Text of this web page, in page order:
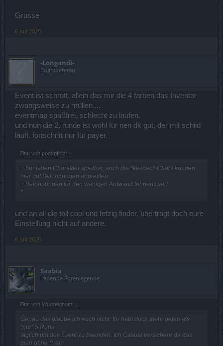
Grüsse
6 Juli 2020
-Longandi-
Boardveteran
Event ist schrott. allein das mir die 4 farben das Inventar
zwangsweise zu müllen....
eventmap spaßfrei, schlecht zu laufen.
und nun die 2. runde ist wohl für nen dk gut, der mit schild
läuft. fortschritt nur für payer.
Zitat von pommfritz: ↑
+ Für jeden Charakter spielbar, auch die *kleinen* Chars können
hier gut Belohnungen abgreiffen
+ Belohnungen für den wenigen Aufwand lohnenswert.
*
und an all die toll cool und fetzig finder, übertragt doch eure
Einstellung nicht auf andere.
6 Juli 2020
Saabia
Lebende Forenlegende
Zitat von Wurzelgnom: ↑
Genau das glaube ich euch nicht. Ihr habt doch mehr getan als
"nur" 5 Runs
täglich um das Event zu beenden. Ich Casual versichere dir das
man ohne Prem